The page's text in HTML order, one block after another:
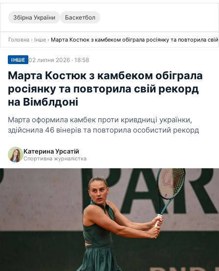
Збірна України Баскетбол
Головна › Інше › Марта Костюк з камбеком обіграла росіянку та повторила
ІНШЕ 02 липня 2026 · 18:58
Марта Костюк з камбеком обіграла
росіянку та повторила свій рекорд
на Вімблдоні
Марта оформила камбек проти кривдниці українки,
здійснила 46 вінерів та повторила особистий рекорд
Катерина Урсатій
Спортивна журналістка